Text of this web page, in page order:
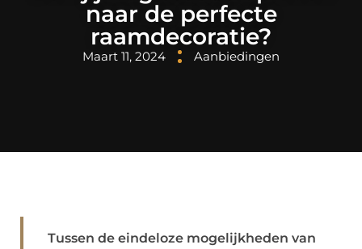
naar de perfecte
raamdecoratie?
Maart 11, 2024 Aanbiedingen
Tussen de eindeloze mogelijkheden van